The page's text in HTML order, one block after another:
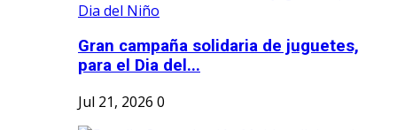
Gran campaña solidaria de juguetes,
para el Dia del...
Jul 21, 2026 0